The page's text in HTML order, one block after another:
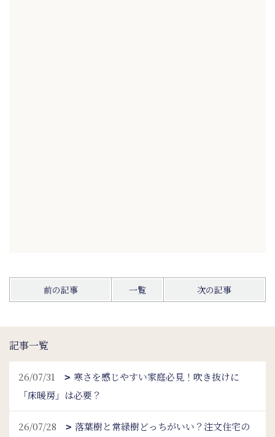
前の記事 一覧 次の記事
記事一覧
26/07/31
寒さを感じやすい家庭必見！吹き抜けに
「床暖房」は必要？
26/07/28
落葉樹と常緑樹どっちがいい？注文住宅の